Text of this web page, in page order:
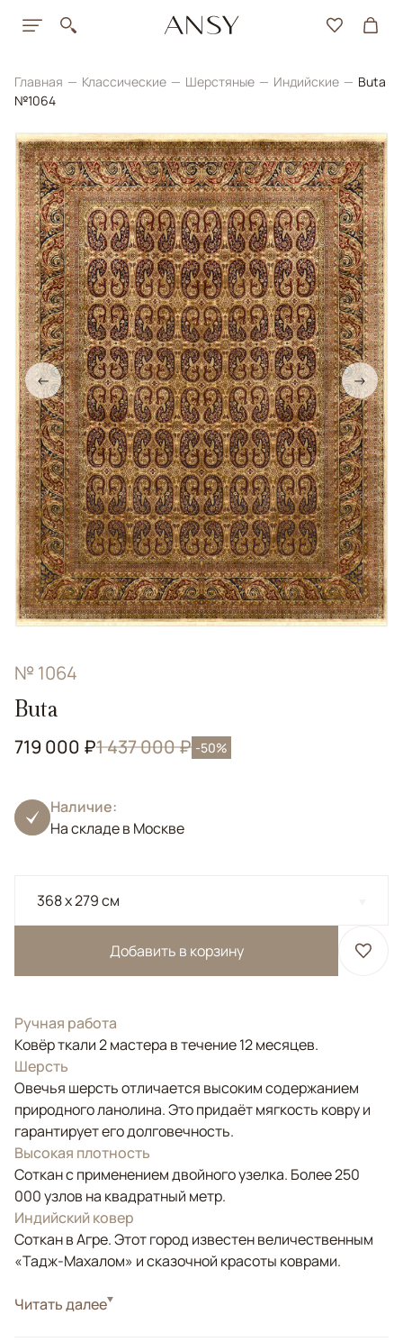
Главная Классические Шерстяные Индийские
Buta
№1064
← →
№ 1064
Buta
719 000 ₽1 437 000 ₽ -50%
Наличие:
На складе в Москве
368 x 279 см
Добавить в корзину
Ручная работа
Ковёр ткали 2 мастера в течение 12 месяцев.
Шерсть
Овечья шерсть отличается высоким содержанием
природного ланолина. Это придаёт мягкость ковру и
гарантирует его долговечность.
Высокая плотность
Соткан с применением двойного узелка. Более 250
000 узлов на квадратный метр.
Индийский ковер
Соткан в Агре. Этот город известен величественным
«Тадж-Махалом» и сказочной красоты коврами.
СтильКлассические
Читать далее